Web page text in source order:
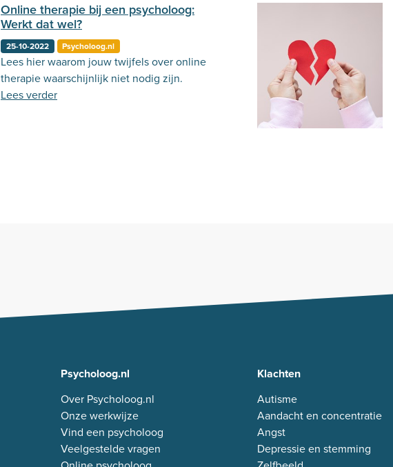
Online therapie bij een psycholoog:
Werkt dat wel?
25-10-2022 Psycholoog.nl
Lees hier waarom jouw twijfels over online
therapie waarschijnlijk niet nodig zijn.
Lees verder
Psycholoog.nl
Over Psycholoog.nl
Onze werkwijze
Vind een psycholoog
Veelgestelde vragen
Klachten
Autisme
Aandacht en concentratie
Angst
Depressie en stemming